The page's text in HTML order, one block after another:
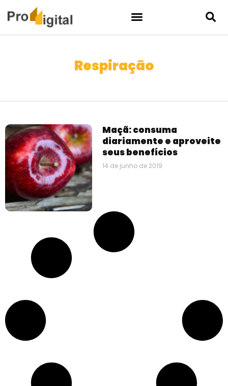
Respiração
Maçã: consuma
diariamente e aproveite
seus benefícios
14 de junho de 2019